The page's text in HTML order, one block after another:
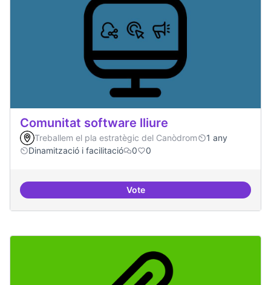
Comunitat software lliure
Treballem el pla estratègic del Canòdrom
1 any
Dinamització i facilitació
0 0
VoteComunitat software lliure